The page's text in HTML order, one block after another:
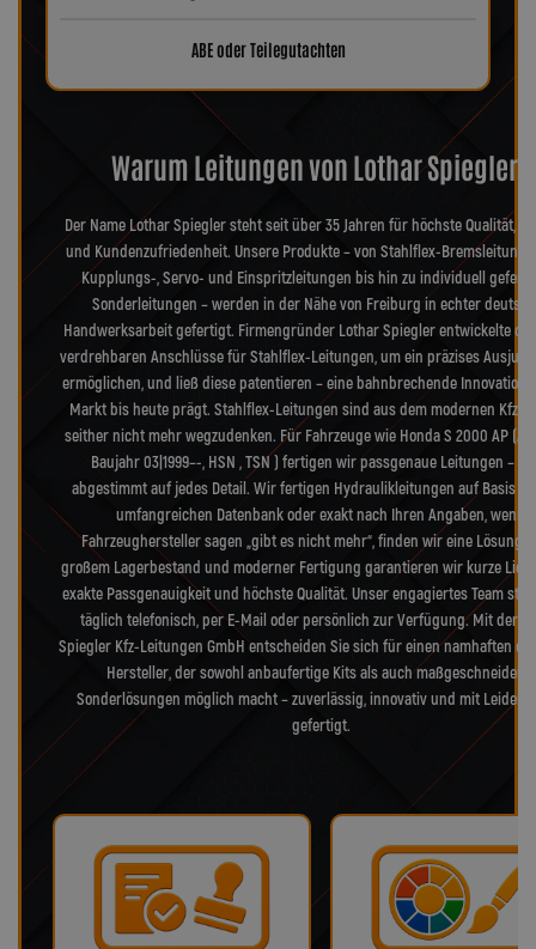
ABE oder Teilegutachten
Warum Leitungen von Lothar Spiegler?
Der Name Lothar Spiegler steht seit über 35 Jahren für höchste Qualität,
und Kundenzufriedenheit. Unsere Produkte – von Stahlflex-
Kupplungs-, Servo- und Einspritzleitungen bis hin zu individuell
Sonderleitungen – werden in der Nähe von Freiburg in echter
Handwerksarbeit gefertigt. Firmengründer Lothar Spiegler entwickelte
verdrehbaren Anschlüsse für Stahlflex-Leitungen, um ein präzises
ermöglichen, und ließ diese patentieren – eine bahnbrechende Innovation,
Markt bis heute prägt. Stahlflex-Leitungen sind aus dem modernen Kfz-
seither nicht mehr wegzudenken. Für Fahrzeuge wie Honda S 2000 AP (AP
Baujahr 03|1999–-, HSN , TSN ) fertigen wir passgenaue Leitungen –
abgestimmt auf jedes Detail. Wir fertigen Hydraulikleitungen auf Basis
umfangreichen Datenbank oder exakt nach Ihren Angaben, wenn
Fahrzeughersteller sagen „gibt es nicht mehr“, finden wir eine Lösung.
großem Lagerbestand und moderner Fertigung garantieren wir kurze
exakte Passgenauigkeit und höchste Qualität. Unser engagiertes Team
täglich telefonisch, per E-Mail oder persönlich zur Verfügung. Mit der
Spiegler Kfz-Leitungen GmbH entscheiden Sie sich für einen namhaften
Hersteller, der sowohl anbaufertige Kits als auch maßgeschneiderte
Sonderlösungen möglich macht – zuverlässig, innovativ und mit
gefertigt.